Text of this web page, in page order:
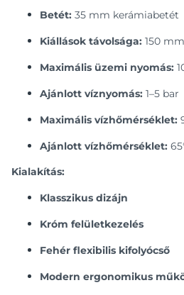
Betét: 35 mm kerámiabetét
Kiállások távolsága: 150
Maximális üzemi nyomás:
Ajánlott víznyomás: 1–5 bar
Maximális vízhőmérséklet:
Ajánlott vízhőmérséklet:
Kialakítás:
Klasszikus dizájn
Króm felületkezelés
Fehér flexibilis kifolyócső
Modern ergonomikus